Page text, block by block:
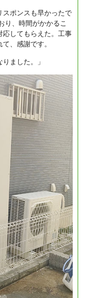
スポンスも早かったで
り、時間がかかるこ
応してもらえた。工事
、感謝です。
ました。」